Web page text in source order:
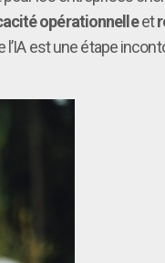
opérationnelleet
est une étape